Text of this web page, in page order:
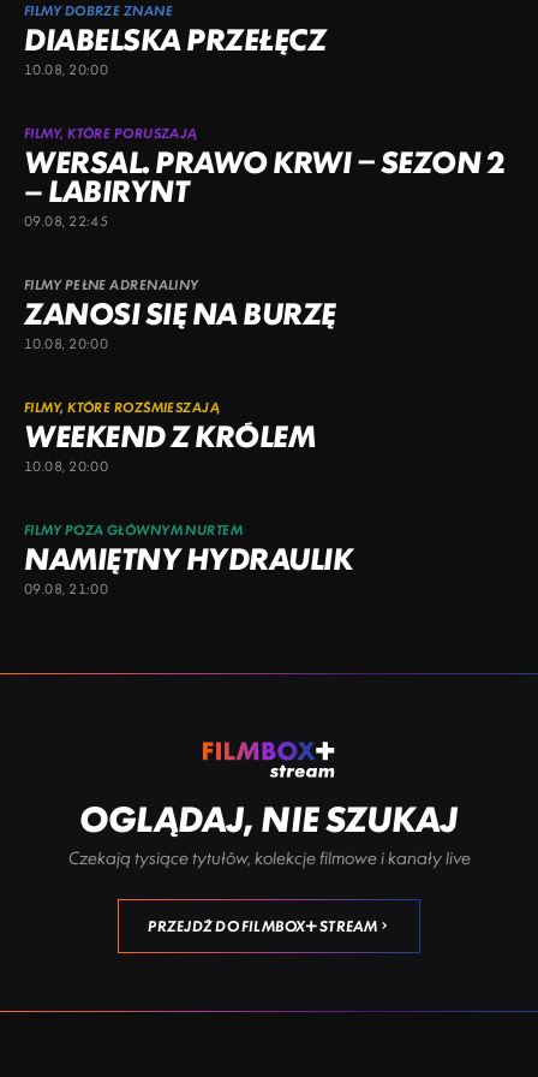
FILMY DOBRZE ZNANE
DIABELSKA PRZEŁĘCZ
10.08, 20:00
FILMY, KTÓRE PORUSZAJĄ
WERSAL. PRAWO KRWI – SEZON 2
– LABIRYNT
09.08, 22:45
FILMY PEŁNE ADRENALINY
ZANOSI SIĘ NA BURZĘ
10.08, 20:00
FILMY, KTÓRE ROZŚMIESZAJĄ
WEEKEND Z KRÓLEM
10.08, 20:00
FILMY POZA GŁÓWNYM NURTEM
NAMIĘTNY HYDRAULIK
09.08, 21:00
OGLĄDAJ, NIE SZUKAJ
Czekają tysiące tytułów, kolekcje filmowe i kanały live
PRZEJDŹ DO FILMBOX+ STREAM